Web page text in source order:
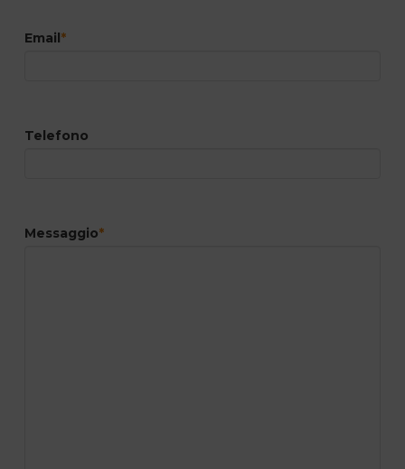
Email*
Telefono
Messaggio*